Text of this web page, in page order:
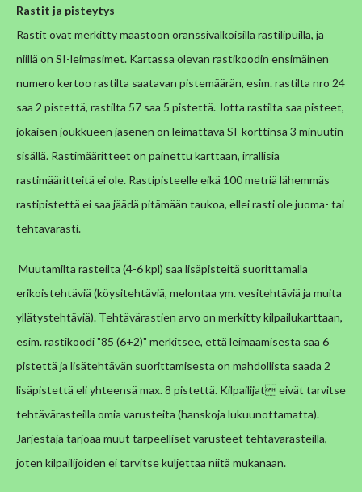
Rastit ja pisteytys
Rastit ovat merkitty maastoon oranssivalkoisilla rastilipuilla, ja
niillä on SI-leimasimet. Kartassa olevan rastikoodin ensimäinen
numero kertoo rastilta saatavan pistemäärän, esim. rastilta nro 24
saa 2 pistettä, rastilta 57 saa 5 pistettä. Jotta rastilta saa pisteet,
jokaisen joukkueen jäsenen on leimattava SI-korttinsa 3 minuutin
sisällä. Rastimääritteet on painettu karttaan, irrallisia
rastimääritteitä ei ole. Rastipisteelle eikä 100 metriä lähemmäs
rastipistettä ei saa jäädä pitämään taukoa, ellei rasti ole juoma- tai
tehtävärasti.
Muutamilta rasteilta (4-6 kpl) saa lisäpisteitä suorittamalla
erikoistehtäviä (köysitehtäviä, melontaa ym. vesitehtäviä ja muita
yllätystehtäviä). Tehtävärastien arvo on merkitty kilpailukarttaan,
esim. rastikoodi "85 (6+2)" merkitsee, että leimaamisesta saa 6
pistettä ja lisätehtävän suorittamisesta on mahdollista saada 2
lisäpistettä eli yhteensä max. 8 pistettä. Kilpailijat eivät tarvitse
tehtävärasteilla omia varusteita (hanskoja lukuunottamatta).
Järjestäjä tarjoaa muut tarpeelliset varusteet tehtävärasteilla,
joten kilpailijoiden ei tarvitse kuljettaa niitä mukanaan.